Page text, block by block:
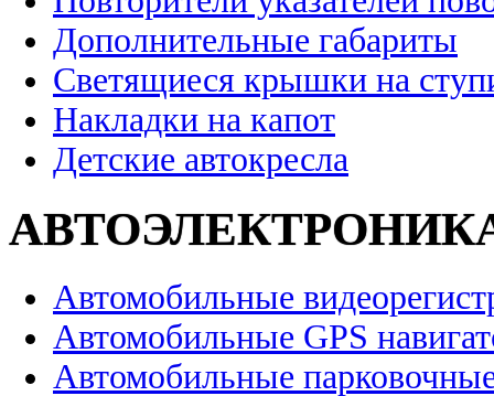
Дополнительные габариты
Светящиеся крышки на
Накладки на капот
Детские автокресла
Автомобильные
Автомобильные GPS
Автомобильные